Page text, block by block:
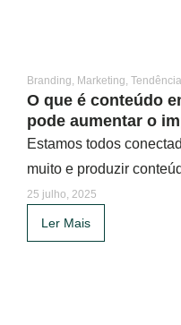
Branding, Marketing,
O que é conteúdo
pode aumentar o
Estamos todos
muito e produzir
25 julho, 2025
Ler Mais